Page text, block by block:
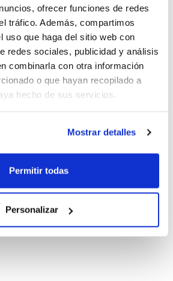
ofrecer funciones de redes
tráfico. Además, compartimos
uso que haga del sitio web con
redes sociales, publicidad y análisis
combinarla con otra información
o que hayan recopilado a
hecho de sus servicios.
Mostrar detalles
Permitir todas
Personalizar